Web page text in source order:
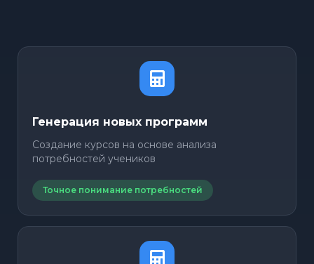
Генерация новых программ
Создание курсов на основе анализа
потребностей учеников
Точное понимание потребностей